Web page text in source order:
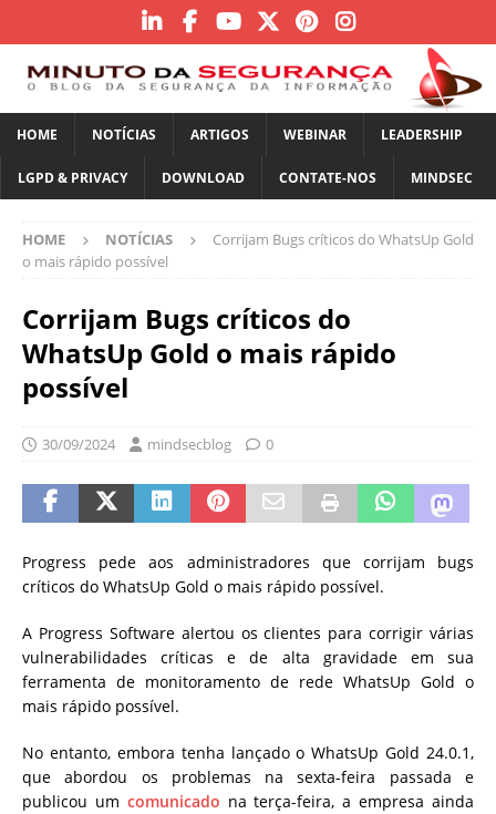
HOME NOTÍCIAS ARTIGOS WEBINAR LEADERSHIP
LGPD & PRIVACY DOWNLOAD CONTATE-NOS MINDSEC
HOME NOTÍCIAS
Corrijam Bugs críticos do WhatsUp Gold
o mais rápido possível
Corrijam Bugs críticos do
WhatsUp Gold o mais rápido
possível
30/09/2024 mindsecblog 0
Progress pede aos administradores que corrijam bugs
críticos do WhatsUp Gold o mais rápido possível.
A Progress Software alertou os clientes para corrigir várias
vulnerabilidades críticas e de alta gravidade em sua
ferramenta de monitoramento de rede WhatsUp Gold o
mais rápido possível.
No entanto, embora tenha lançado o WhatsUp Gold 24.0.1,
que abordou os problemas na sexta-feira passada e
publicou um comunicado na terça-feira, a empresa ainda